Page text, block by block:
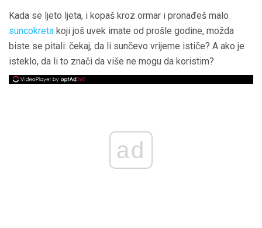
Kada se ljeto ljeta, i kopaš kroz ormar i pronađeš malo
suncokreta koji još uvek imate od prošle godine, možda
biste se pitali: čekaj, da li sunčevo vrijeme ističe? A ako je
isteklo, da li to znači da više ne mogu da koristim?
ad